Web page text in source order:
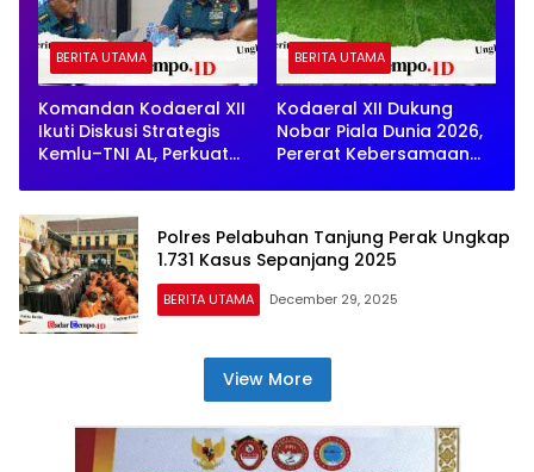
BERITA UTAMA
Komandan Kodaeral XII
Ikuti Diskusi Strategis
Kemlu–TNI AL, Perkuat
BERITA UTAMA
Kodaeral XII Dukung
Nobar Piala Dunia 2026,
Pererat Kebersamaan
Polres Pelabuhan Tanjung Perak Ungkap
1.731 Kasus Sepanjang 2025
BERITA UTAMA December 29, 2025
View More